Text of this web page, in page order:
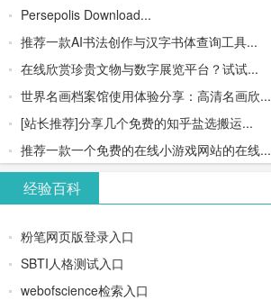
Persepolis Download...
推荐一款AI书法创作与汉字书体查询工具...
在线欣赏珍贵文物与数字展览平台？试试...
世界名画档案馆使用体验分享：高清名画欣...
[站长推荐]分享几个免费的知乎盐选搬运...
推荐一款一个免费的在线小游戏网站的在线...
经验百科
粉笔网页版登录入口
SBTI人格测试入口
webofscience检索入口